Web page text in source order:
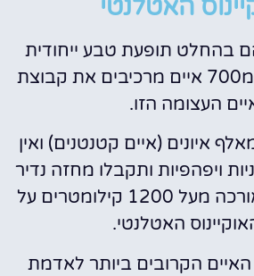
האטלנטי
בהחלט תופעת טבע ייחודית
בעולם. לא פחות מ700 איים מרכיבים את קבוצת
העצומה הזו.
איונים (איים קטנטנים) ואין
ויפהפיות ותקבלו מחזה נדיר
של מעין קשת שאורכה מעל 1200 קילומטרים על
האטלנטי.
הקרובים ביותר לאדמת